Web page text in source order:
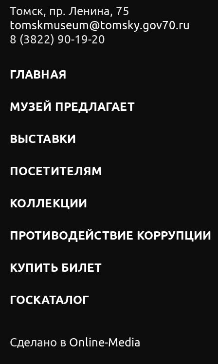
Томск, пр. Ленина, 75
tomskmuseum@tomsky.gov70.ru
8 (3822) 90-19-20
ГЛАВНАЯ
МУЗЕЙ ПРЕДЛАГАЕТ
ВЫСТАВКИ
ПОСЕТИТЕЛЯМ
КОЛЛЕКЦИИ
ПРОТИВОДЕЙСТВИЕ КОРРУПЦИИ
КУПИТЬ БИЛЕТ
ГОСКАТАЛОГ
Сделано в Online-Media